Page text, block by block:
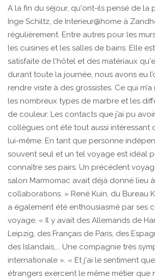
A la fin du séjour, qu'ont-ils pensé de la
Inge Schiltz, de Interieur@home à
régulièrement. Entre autres pour les
les cuisines et les salles de bains. Elle
satisfaite de l'hôtel et des matériaux
durant toute la journée, nous avons eu
rendre visite à des grossistes. Ce qui
les nombreux types de marbre et les
de couleur. Les contacts que j’ai pu
collègues ont été tout aussi intéressant
lui-même. En tant que personne
souvent seul et un tel voyage est idéal
connaître ses pairs. Un précédent
salon Marmomac avait déjà donné lieu
collaborations. » René Kuin, du Bureau
a également été enthousiasmé par ses
voyage. « Il y avait des Allemands de
Leipzig, des Français de Paris, des
des Islandais,... Une compagnie très
internationale ». « Et j'ai le sentiment
étrangers exercent le même métier que